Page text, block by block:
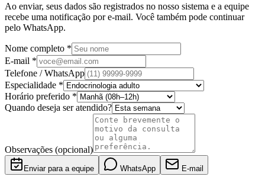
Ao enviar, seus dados são registrados no nosso sistema e a equipe
recebe uma notificação por e-mail. Você também pode continuar
pelo WhatsApp.
Nome completo *
E-mail *
Telefone / WhatsApp
Especialidade *
Horário preferido *
Quando deseja ser atendido?
Observações (opcional)
Enviar para a equipe WhatsApp E-mail